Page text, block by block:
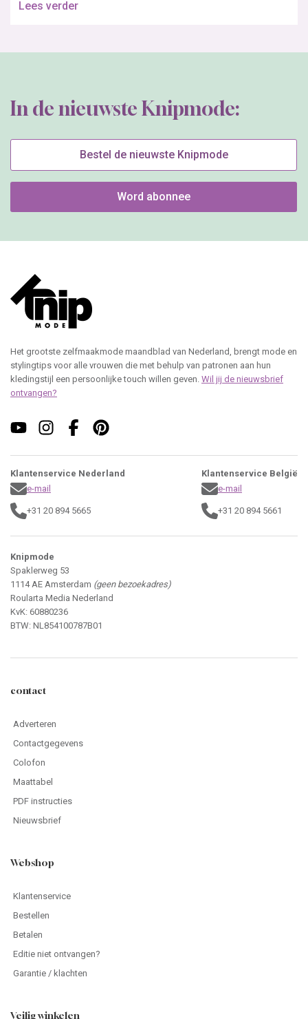
Lees verder
In de nieuwste Knipmode:
Bestel de nieuwste Knipmode
Word abonnee
Het grootste zelfmaakmode maandblad van Nederland, brengt mode en
stylingtips voor alle vrouwen die met behulp van patronen aan hun
kledingstijl een persoonlijke touch willen geven. Wil jij de nieuwsbrief
ontvangen?
Klantenservice Nederland
e-mail
+31 20 894 5665
Klantenservice België
e-mail
+31 20 894 5661
Knipmode
Spaklerweg 53
1114 AE Amsterdam (geen bezoekadres)
Roularta Media Nederland
KvK: 60880236
BTW: NL854100787B01
contact
Adverteren
Contactgegevens
Colofon
Maattabel
PDF instructies
Nieuwsbrief
Webshop
Klantenservice
Bestellen
Betalen
Editie niet ontvangen?
Garantie / klachten
Veilig winkelen